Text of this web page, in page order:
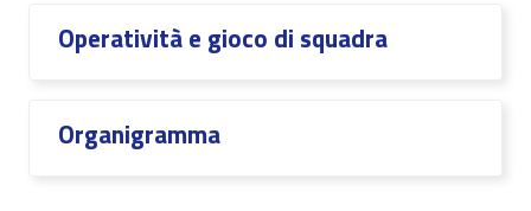
Operatività e gioco di squadra
Organigramma